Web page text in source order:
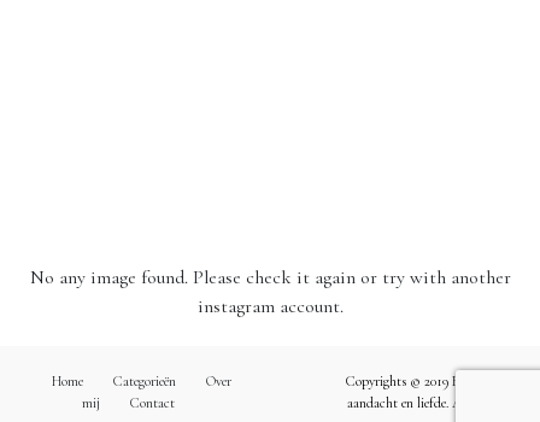
No any image found. Please check it again or try with another
instagram account.
Home Categorieën
Over
mij
Contact
Copyrights © 2019 Een snufje
aandacht en liefde. All Rights